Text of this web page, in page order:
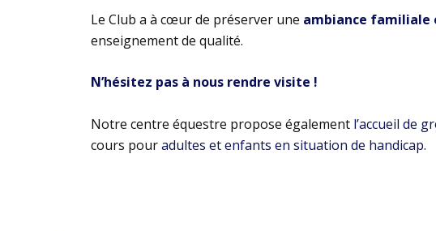
Le Club a à cœur de préserver une ambiance familiale
enseignement de qualité.
N’hésitez pas à nous rendre visite !
Notre centre équestre propose également l’accueil de
cours pouradultes et enfants en situation de handicap.